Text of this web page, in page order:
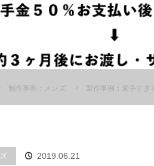
制作事例：メンズ 製作事例：派手すぎ
2019.06.21